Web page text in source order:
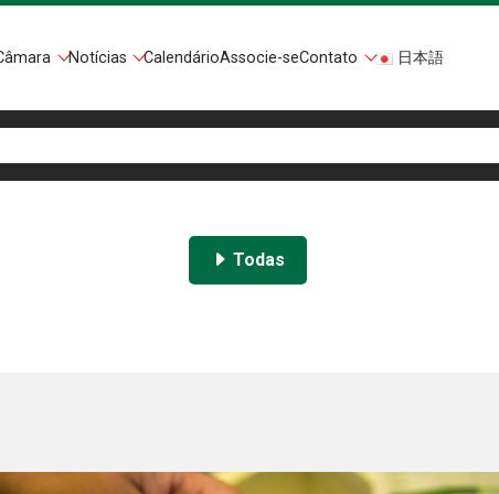
Notícias CalendárioAssocie-seContato 日本語
Todas